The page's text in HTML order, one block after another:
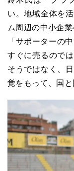
い。地域全体を
ム周辺の中小企
「サポーターの
すぐに売るので
そうではなく、
覚をもって、国と